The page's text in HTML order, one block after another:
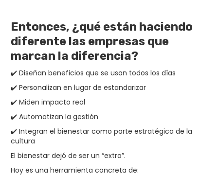
Entonces, ¿qué están haciendo
diferente las empresas que
marcan la diferencia?
✔️ Diseñan beneficios que se usan todos los días
✔️ Personalizan en lugar de estandarizar
✔️ Miden impacto real
✔️ Automatizan la gestión
✔️ Integran el bienestar como parte estratégica de la
cultura
El bienestar dejó de ser un “extra”.
Hoy es una herramienta concreta de: